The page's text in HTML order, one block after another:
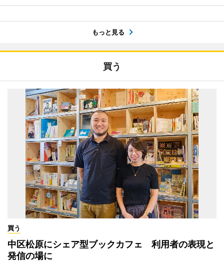
もっと見る
買う
買う
中区松原にシェア型ブックカフェ 利用者の表現と
発信の場に